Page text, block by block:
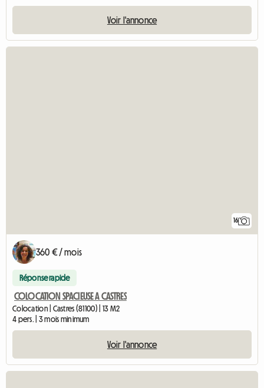
Voir l'annonce
16
360 € / mois
Réponse rapide
COLOCATION SPACIEUSE A CASTRES
Colocation | Castres (81100) | 13 M2
4 pers. | 3 mois minimum
Voir l'annonce